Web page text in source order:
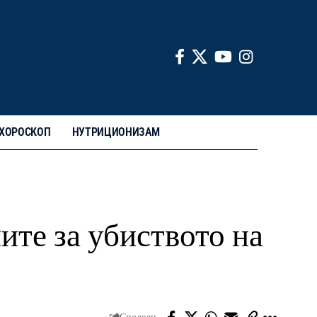
НУТРИЦИОНИЗАМ
за убиството на